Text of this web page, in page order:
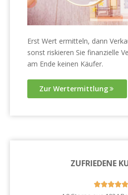
Erst Wert ermitteln, dann
sonst riskieren Sie finanzielle
am Ende keinen Käufer.
Zur Wertermittlung
ZUFRIEDENE
